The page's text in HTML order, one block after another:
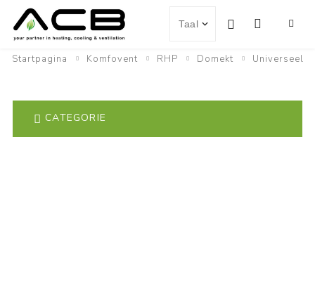
Startpagina Komfovent RHP Domekt Universeel
CATEGORIE